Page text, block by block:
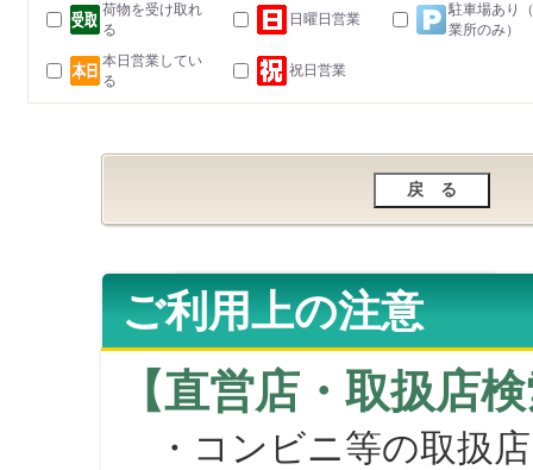
荷物を受け取れ
る
日曜日営業
駐車場あり
業所のみ）
本日営業してい
る
祝日営業
ご利用上の注意
【直営店・取扱店
・コンビニ等の取扱